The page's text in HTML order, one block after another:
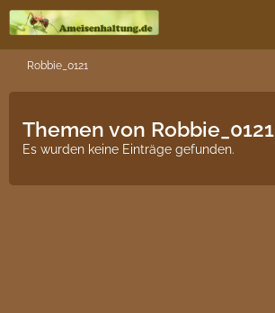
Robbie_0121
Themen von Robbie_0121
Es wurden keine Einträge gefunden.